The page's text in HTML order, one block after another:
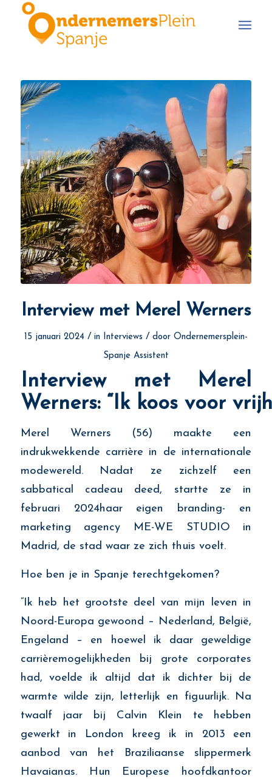
Interview met Merel Werners
15 januari 2024 / in Interviews / door Ondernemersplein-
Spanje Assistent
Interview met Merel
Werners: “Ik koos voor
Merel Werners (56) maakte een
indrukwekkende carrière in de internationale
modewereld. Nadat ze zichzelf een
sabbatical cadeau deed, startte ze in
februari 2024haar eigen branding- en
marketing agency ME-WE STUDIO in
Madrid, de stad waar ze zich thuis voelt.
Hoe ben je in Spanje terechtgekomen?
“Ik heb het grootste deel van mijn leven in
Noord-Europa gewoond – Nederland, België,
Engeland
–
en hoewel ik daar geweldige
carrièremogelijkheden bij grote corporates
had, voelde ik altijd dat ik dichter bij de
warmte wilde zijn, letterlijk en figuurlijk. Na
twaalf jaar bij Calvin Klein te hebben
gewerkt in London kreeg ik in 2013 een
aanbod van het Braziliaanse slippermerk
Havaianas. Hun Europese hoofdkantoor